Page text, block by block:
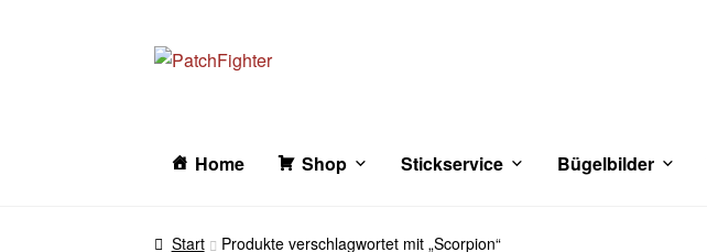
Zur
Zum
Home Shop Stickservice Bügelbilder
Start Produkte verschlagwortet mit „Scorpion“